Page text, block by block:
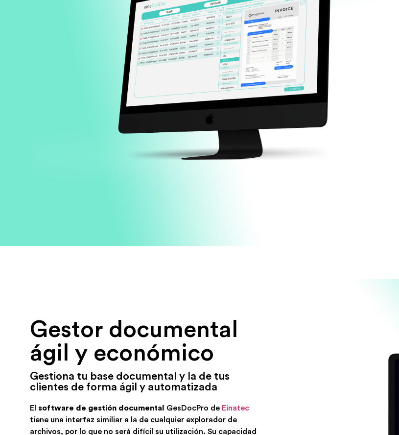
Gestor documental
ágil y económico
Gestiona tu base documental y la de tus
clientes de forma ágil y automatizada
El software de gestión documental GesDocPro de Einatec
tiene una interfaz similiar a la de cualquier explorador de
archivos, por lo que no será difícil su utilización. Su capacidad